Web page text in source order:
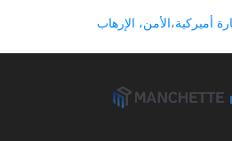
أميركية،الأمن، الإرهاب